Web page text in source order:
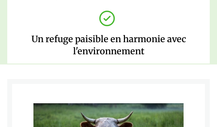
Un refuge paisible en harmonie avec
l'environnement